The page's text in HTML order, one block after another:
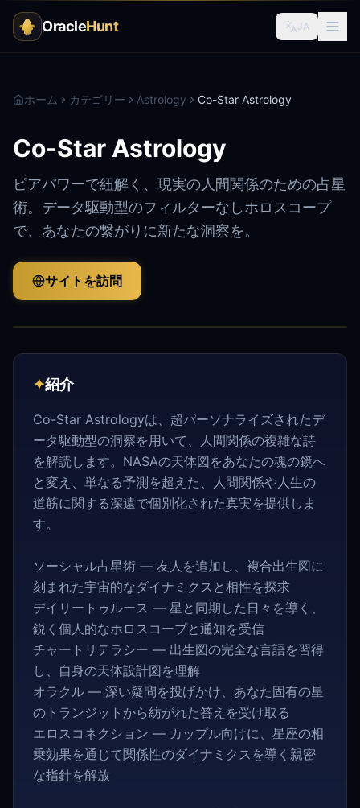
OracleHunt JA
ホーム カテゴリー Astrology Co-Star Astrology
Co-Star Astrology
ピアパワーで紐解く、現実の人間関係のための占星
術。データ駆動型のフィルターなしホロスコープ
で、あなたの繋がりに新たな洞察を。
サイトを訪問
✦紹介
Co-Star Astrologyは、超パーソナライズされたデ
ータ駆動型の洞察を用いて、人間関係の複雑な詩
を解読します。NASAの天体図をあなたの魂の鏡へ
と変え、単なる予測を超えた、人間関係や人生の
道筋に関する深遠で個別化された真実を提供しま
す。
ソーシャル占星術 — 友人を追加し、複合出生図に
刻まれた宇宙的なダイナミクスと相性を探求
デイリートゥルース — 星と同期した日々を導く、
鋭く個人的なホロスコープと通知を受信
チャートリテラシー — 出生図の完全な言語を習得
し、自身の天体設計図を理解
オラクル — 深い疑問を投げかけ、あなた固有の星
のトランジットから紡がれた答えを受け取る
エロスコネクション — カップル向けに、星座の相
乗効果を通じて関係性のダイナミクスを導く親密
な指針を解放